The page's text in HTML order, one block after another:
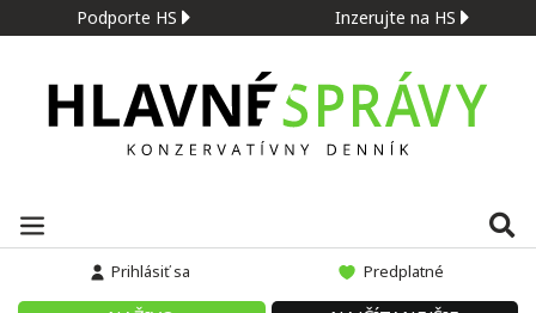
Podporte HS Inzerujte na HS
Prihlásiť sa Predplatné